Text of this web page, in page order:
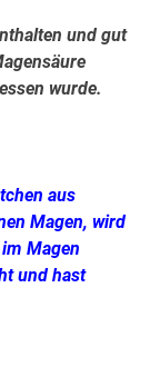
und gut
wurde.
aus
Magen, wird
Magen
und hast